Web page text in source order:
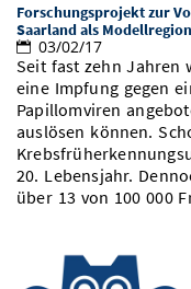
Forschungsprojekt zur
Saarland als Modellregion
03/02/17
Seit fast zehn Jahren
eine Impfung gegen
Papillomviren
auslösen können.
20. Lebensjahr.
über 13 von 100 000